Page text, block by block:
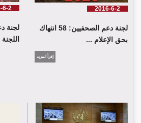
لجنة دعم الصحفيين تلتقي اللجنة الدولية
2016-6-2
لجنة دعم الصحفيين: 58 انتهاك
بحق الإعلام ...
إقرأ المزيد
6-2
لجنة